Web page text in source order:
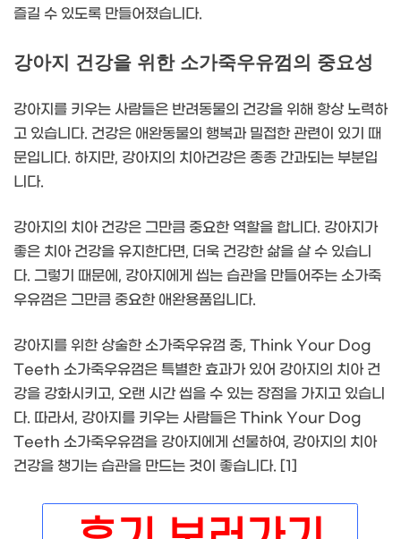
즐길 수 있도록 만들어졌습니다.
강아지 건강을 위한 소가죽우유껌의 중요성
강아지를 키우는 사람들은 반려동물의 건강을 위해 항상 노력하
고 있습니다. 건강은 애완동물의 행복과 밀접한 관련이 있기 때
문입니다. 하지만, 강아지의 치아건강은 종종 간과되는 부분입
니다.
강아지의 치아 건강은 그만큼 중요한 역할을 합니다. 강아지가
좋은 치아 건강을 유지한다면, 더욱 건강한 삶을 살 수 있습니
다. 그렇기 때문에, 강아지에게 씹는 습관을 만들어주는 소가죽
우유껌은 그만큼 중요한 애완용품입니다.
강아지를 위한 상술한 소가죽우유껌 중, Think Your Dog
Teeth 소가죽우유껌은 특별한 효과가 있어 강아지의 치아 건
강을 강화시키고, 오랜 시간 씹을 수 있는 장점을 가지고 있습니
다. 따라서, 강아지를 키우는 사람들은 Think Your Dog
Teeth 소가죽우유껌을 강아지에게 선물하여, 강아지의 치아
건강을 챙기는 습관을 만드는 것이 좋습니다. [1]